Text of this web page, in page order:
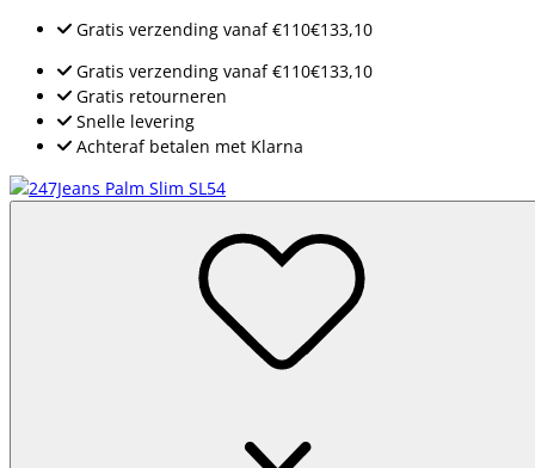
Gratis verzending vanaf€110€133,10
Gratis verzending vanaf€110€133,10
Gratis retourneren
Snelle levering
Achteraf betalen met Klarna